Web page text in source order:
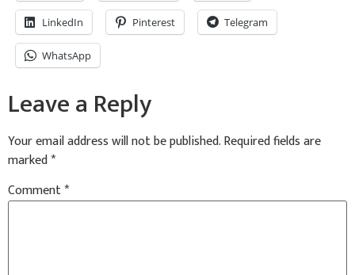
LinkedIn Pinterest Telegram
WhatsApp
Leave a Reply
Your email address will not be published.Required fields are
marked*
Comment*